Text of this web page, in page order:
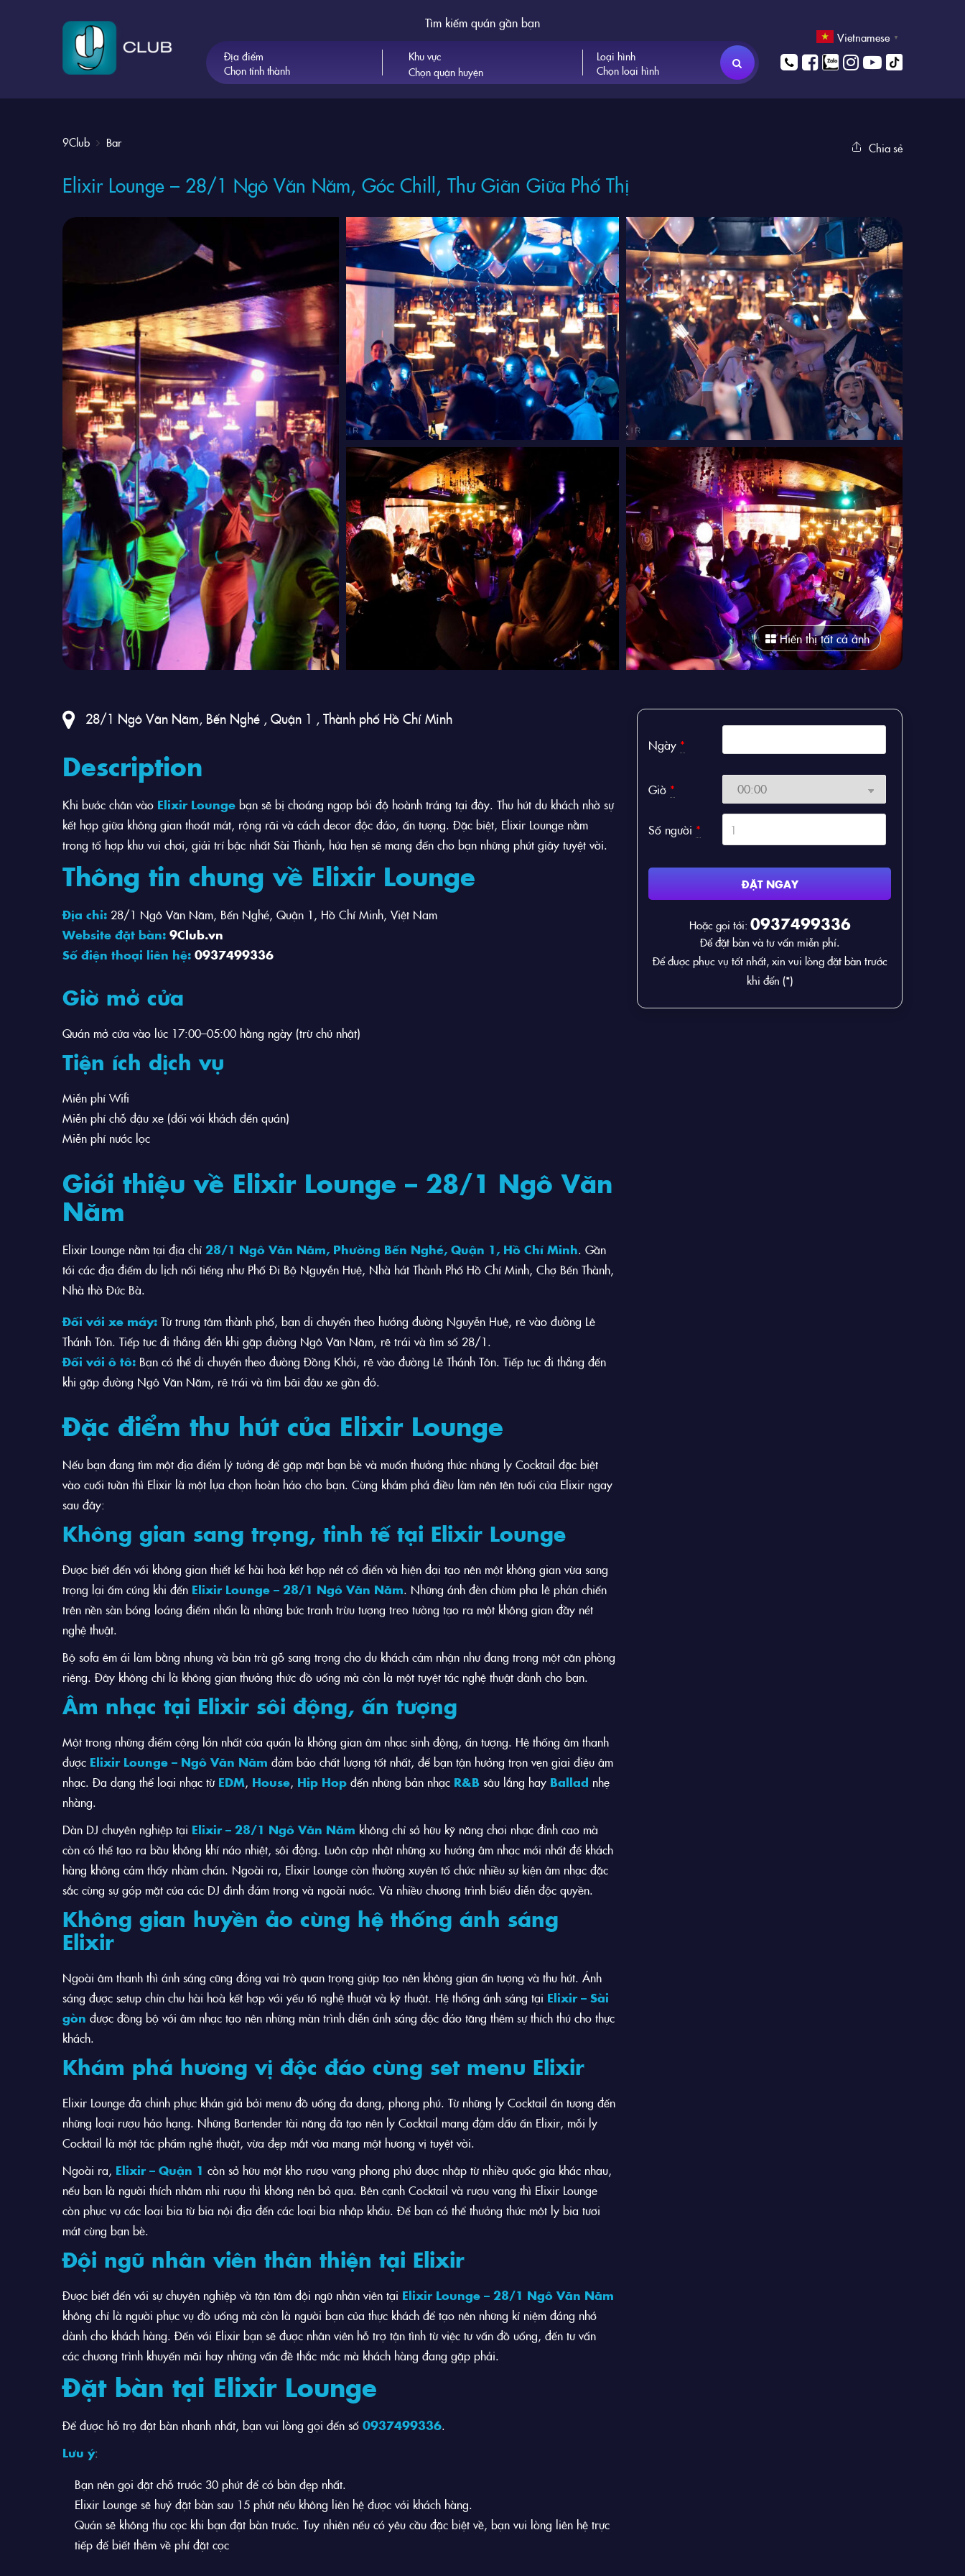
Tìm kiếm quán gần bạn
Địa điểm
Chọn tỉnh thành
Khu vực
Loại hình
Chọn loại hình
Vietnamese ▼
9Club Bar Chia sẻ
Elixir Lounge – 28/1 Ngô Văn Năm, Góc Chill, Thư Giãn Giữa Phố Thị
Hiển thị tất cả ảnh
28/1 Ngô Văn Năm, Bến Nghé , Quận 1 , Thành phố Hồ Chí Minh
Description
Khi bước chân vào Elixir Lounge bạn sẽ bị choáng ngợp bởi độ hoành tráng tại đây. Thu hút du khách nhờ sự
kết hợp giữa không gian thoát mát, rộng rãi và cách decor độc đáo, ấn tượng. Đặc biệt, Elixir Lounge nằm
trong tổ hợp khu vui chơi, giải trí bậc nhất Sài Thành, hứa hẹn sẽ mang đến cho bạn những phút giây tuyệt vời.
Thông tin chung về Elixir Lounge
Địa chỉ: 28/1 Ngô Văn Năm, Bến Nghé, Quận 1, Hồ Chí Minh, Việt Nam
Website đặt bàn: 9Club.vn
Số điện thoại liên hệ: 0937499336
Giờ mở cửa
Quán mở cửa vào lúc 17:00–05:00 hằng ngày (trừ chủ nhật)
Tiện ích dịch vụ
Miễn phí Wifi
Miễn phí chỗ đậu xe (đối với khách đến quán)
Miễn phí nước lọc
Giới thiệu về Elixir Lounge – 28/1 Ngô Văn
Năm
Elixir Lounge nằm tại địa chỉ 28/1 Ngô Văn Năm, Phường Bến Nghé, Quận 1, Hồ Chí Minh. Gần
tới các địa điểm du lịch nổi tiếng như Phố Đi Bộ Nguyễn Huệ, Nhà hát Thành Phố Hồ Chí Minh, Chợ Bến Thành,
Nhà thờ Đức Bà.
Đối với xe máy: Từ trung tâm thành phố, bạn di chuyển theo hướng đường Nguyễn Huệ, rẽ vào đường Lê
Thánh Tôn. Tiếp tục đi thẳng đến khi gặp đường Ngô Văn Năm, rẽ trái và tìm số 28/1.
Đối với ô tô: Bạn có thể di chuyển theo đường Đồng Khởi, rẽ vào đường Lê Thánh Tôn. Tiếp tục đi thẳng đến
khi gặp đường Ngô Văn Năm, rẽ trái và tìm bãi đậu xe gần đó.
Đặc điểm thu hút của Elixir Lounge
Nếu bạn đang tìm một địa điểm lý tưởng để gặp mặt bạn bè và muốn thưởng thức những ly Cocktail đặc biệt
vào cuối tuần thì Elixir là một lựa chọn hoàn hảo cho bạn. Cùng khám phá điều làm nên tên tuổi của Elixir ngay
sau đây:
Không gian sang trọng, tinh tế tại Elixir Lounge
Được biết đến với không gian thiết kế hài hoà kết hợp nét cổ điển và hiện đại tạo nên một không gian vừa sang
trọng lại ấm cúng khi đến Elixir Lounge – 28/1 Ngô Văn Năm. Những ánh đèn chùm pha lê phản chiến
trên nền sàn bóng loáng điểm nhấn là những bức tranh trừu tượng treo tường tạo ra một không gian đầy nét
nghệ thuật.
Bộ sofa êm ái làm bằng nhung và bàn trà gỗ sang trọng cho du khách cảm nhận như đang trong một căn phòng
riêng. Đây không chỉ là không gian thưởng thức đồ uống mà còn là một tuyệt tác nghệ thuật dành cho bạn.
Âm nhạc tại Elixir sôi động, ấn tượng
Một trong những điểm cộng lớn nhất của quán là không gian âm nhạc sinh động, ấn tượng. Hệ thống âm thanh
được Elixir Lounge – Ngô Văn Năm đảm bảo chất lượng tốt nhất, để bạn tận hưởng trọn vẹn giai điệu âm
nhạc. Đa dạng thể loại nhạc từ EDM, House, Hip Hop đến những bản nhạc R&B sâu lắng hay Ballad nhẹ
nhàng.
Dàn DJ chuyên nghiệp tại Elixir – 28/1 Ngô Văn Năm không chỉ sở hữu kỹ năng chơi nhạc đỉnh cao mà
còn có thể tạo ra bầu không khí náo nhiệt, sôi động. Luôn cập nhật những xu hướng âm nhạc mới nhất để khách
hàng không cảm thấy nhàm chán. Ngoài ra, Elixir Lounge còn thường xuyên tổ chức nhiều sự kiện âm nhạc đặc
sắc cùng sự góp mặt của các DJ đình đám trong và ngoài nước. Và nhiều chương trình biểu diễn độc quyền.
Không gian huyền ảo cùng hệ thống ánh sáng
Elixir
Ngoài âm thanh thì ánh sáng cũng đóng vai trò quan trọng giúp tạo nên không gian ấn tượng và thu hút. Ánh
sáng được setup chỉn chu hài hoà kết hợp với yếu tố nghệ thuật và kỹ thuật. Hệ thống ánh sáng tại Elixir – Sài
gòn được đồng bộ với âm nhạc tạo nên những màn trình diễn ánh sáng độc đáo tăng thêm sự thích thú cho thực
khách.
Khám phá hương vị độc đáo cùng set menu Elixir
Elixir Lounge đã chinh phục khán giả bởi menu đồ uống đa dạng, phong phú. Từ những ly Cocktail ấn tượng đến
những loại rượu hảo hạng. Những Bartender tài năng đã tạo nên ly Cocktail mang đậm dấu ấn Elixir, mỗi ly
Cocktail là một tác phẩm nghệ thuật, vừa đẹp mắt vừa mang một hương vị tuyệt vời.
Ngoài ra, Elixir – Quận 1 còn sở hữu một kho rượu vang phong phú được nhập từ nhiều quốc gia khác nhau,
nếu bạn là người thích nhâm nhi rượu thì không nên bỏ qua. Bên cạnh Cocktail và rượu vang thì Elixir Lounge
còn phục vụ các loại bia từ bia nội địa đến các loại bia nhập khẩu. Để bạn có thể thưởng thức một ly bia tươi
mát cùng bạn bè.
Đội ngũ nhân viên thân thiện tại Elixir
Được biết đến với sự chuyên nghiệp và tận tâm đội ngũ nhân viên tại Elixir Lounge – 28/1 Ngô Văn Năm
không chỉ là người phục vụ đồ uống mà còn là người bạn của thực khách để tạo nên những kỉ niệm đáng nhớ
dành cho khách hàng. Đến với Elixir bạn sẽ được nhân viên hỗ trợ tận tình từ việc tư vấn đồ uống, đến tư vấn
các chương trình khuyến mãi hay những vấn đề thắc mắc mà khách hàng đang gặp phải.
Đặt bàn tại Elixir Lounge
Để được hỗ trợ đặt bàn nhanh nhất, bạn vui lòng gọi đến số 0937499336.
Lưu ý:
Bạn nên gọi đặt chỗ trước 30 phút để có bàn đẹp nhất.
Elixir Lounge sẽ huỷ đặt bàn sau 15 phút nếu không liên hệ được với khách hàng.
Quán sẽ không thu cọc khi bạn đặt bàn trước. Tuy nhiên nếu có yêu cầu đặc biệt về, bạn vui lòng liên hệ trực
tiếp để biết thêm về phí đặt cọc
Ngày *
Giờ *
Số người *
ĐẶT NGAY
Hoặc gọi tới: 0937499336
Để đặt bàn và tư vấn miễn phí.
Để được phục vụ tốt nhất, xin vui lòng đặt bàn trước
khi đến (*)